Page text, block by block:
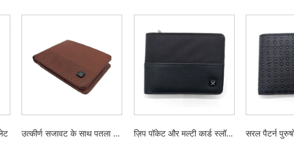
उत्कीर्ण सजावट के साथ पतला बटुआ ज़िप पॉकेट और मल्टी कार्ड स्लॉट के साथ सिंपल डिज़ाइन पु बिफोल्ड वॉलेट्स